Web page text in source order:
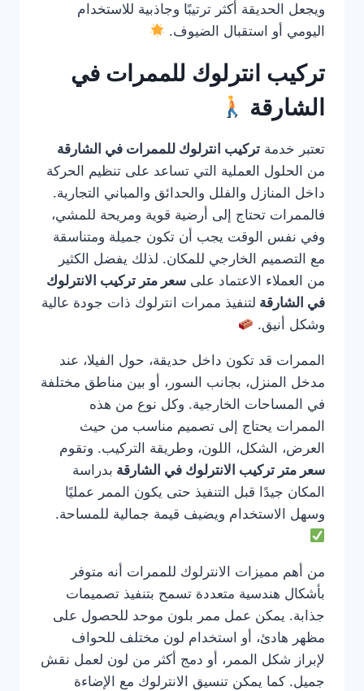
ويجعل الحديقة أكثر ترتيبًا وجاذبية للاستخدام
اليومي أو استقبال الضيوف.
تركيب انترلوك للممرات في
الشارقة
تعتبر خدمة تركيب انترلوك للممرات في الشارقة
من الحلول العملية التي تساعد على تنظيم الحركة
داخل المنازل والفلل والحدائق والمباني التجارية.
فالممرات تحتاج إلى أرضية قوية ومريحة للمشي،
وفي نفس الوقت يجب أن تكون جميلة ومتناسقة
مع التصميم الخارجي للمكان. لذلك يفضل الكثير
من العملاء الاعتماد على سعر متر تركيب الانترلوك
في الشارقة لتنفيذ ممرات انترلوك ذات جودة عالية
وشكل أنيق.
الممرات قد تكون داخل حديقة، حول الفيلا، عند
مدخل المنزل، بجانب السور، أو بين مناطق مختلفة
في المساحات الخارجية. وكل نوع من هذه
الممرات يحتاج إلى تصميم مناسب من حيث
العرض، الشكل، اللون، وطريقة التركيب. وتقوم
سعر متر تركيب الانترلوك في الشارقة بدراسة
المكان جيدًا قبل التنفيذ حتى يكون الممر عمليًا
وسهل الاستخدام ويضيف قيمة جمالية للمساحة.
من أهم مميزات الانترلوك للممرات أنه متوفر
بأشكال هندسية متعددة تسمح بتنفيذ تصميمات
جذابة. يمكن عمل ممر بلون موحد للحصول على
مظهر هادئ، أو استخدام لون مختلف للحواف
لإبراز شكل الممر، أو دمج أكثر من لون لعمل نقش
جميل. كما يمكن تنسيق الانترلوك مع الإضاءة